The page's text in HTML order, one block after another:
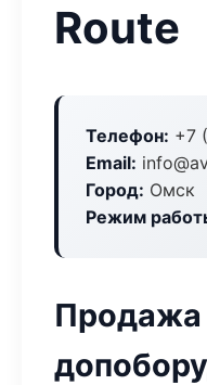
Route
Телефон: +7
Email:
Город: Омск
Режим
Продажа